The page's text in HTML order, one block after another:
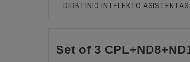
DIRBTINIO INTELEKTO ASISTENTAS
Type Of Product
Set of 3